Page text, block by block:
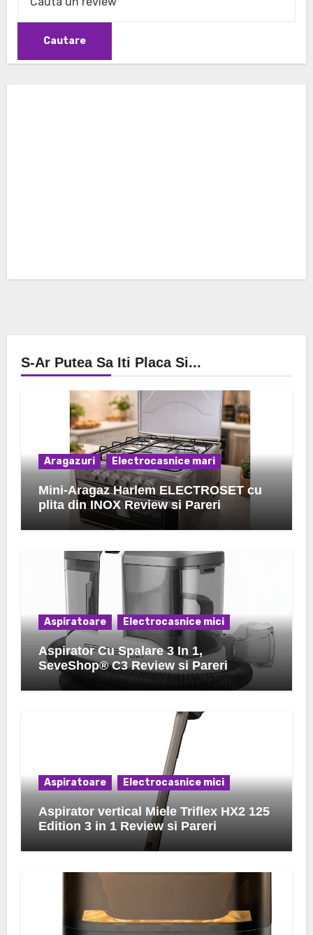
S-Ar Putea Sa Iti Placa Si...
Aragazuri Electrocasnice mari
Mini-Aragaz Harlem ELECTROSET cu
plita din INOX Review si Pareri
Aspiratoare Electrocasnice mici
Aspirator Cu Spalare 3 In 1,
SeveShop® C3 Review si Pareri
Aspiratoare Electrocasnice mici
Aspirator vertical Miele Triflex HX2 125
Edition 3 in 1 Review si Pareri